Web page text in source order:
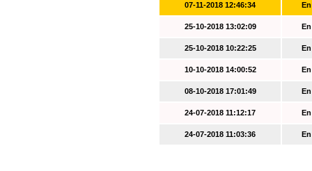
07-11-2018 12:46:34
25-10-2018 13:02:09
25-10-2018 10:22:25
10-10-2018 14:00:52
08-10-2018 17:01:49
24-07-2018 11:12:17
24-07-2018 11:03:36